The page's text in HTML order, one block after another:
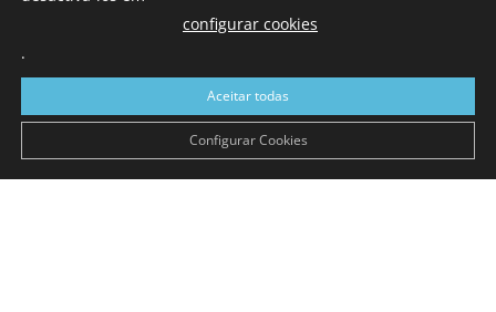
Com sede nas Caldas da Rainha e mais de 90 anos de
a sul de distrito de Leiria, com mais de 40.000 leitores por
toda a região Oeste. Jornal com distribuição em Portugal
Continental e assinatura online.
configurar cookies
.
Aceitar todas
Configurar Cookies